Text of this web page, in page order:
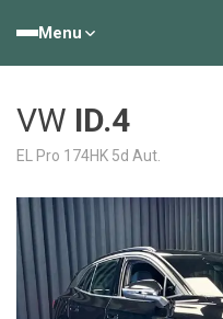
Menu
VW ID.4
EL Pro 174HK 5d Aut.